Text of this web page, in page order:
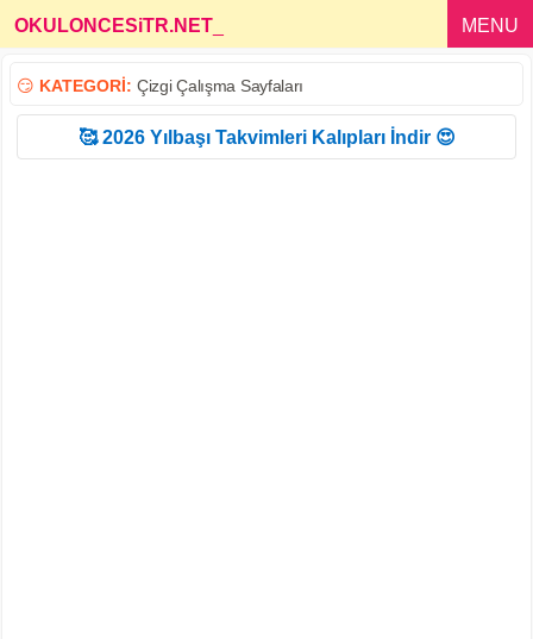
OKULONCESiTR.NET MENU
😏 KATEGORİ: Çizgi Çalışma Sayfaları
🥰 2026 Yılbaşı Takvimleri Kalıpları İndir 😍